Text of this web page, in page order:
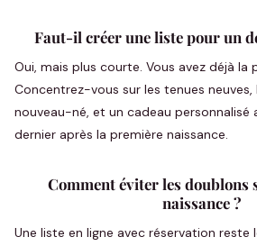
Faut-il créer une liste pour un
Oui, mais plus courte. Vous avez déjà la
Concentrez-vous sur les tenues
nouveau-né, et un cadeau
dernier après la première naissance.
Comment éviter les doublons
naissance ?
Une liste en ligne avec réservation reste